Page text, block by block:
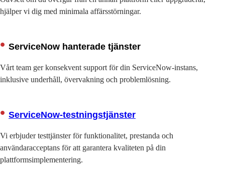
hjälper vi dig med minimala affärsstörningar.
ServiceNow hanterade tjänster
Vårt team ger konsekvent support för din ServiceNow-instans,
inklusive underhåll, övervakning och problemlösning.
ServiceNow-testningstjänster
Vi erbjuder testtjänster för funktionalitet, prestanda och
användaracceptans för att garantera kvaliteten på din
plattformsimplementering.